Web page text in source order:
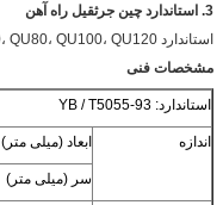
3. استاندارد چین جرثقیل راه آهن
استاندارد YB / T5055-93: QU70، QU80، QU100، QU120
مشخصات فنی
استاندارد: YB / T5055-93
اندازه ابعاد (میلی متر)
سر (میلی متر)